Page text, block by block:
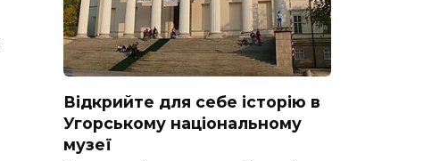
Відкрийте для себе історію в
Угорському національному
музеї